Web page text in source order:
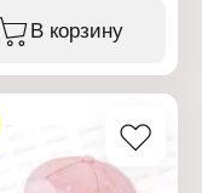
Rossini
детская
ти клинка
"Футбол"
54
в ассортименте
В корзину